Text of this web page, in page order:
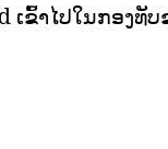
ຂົ້າໄປໃນກອງທັ